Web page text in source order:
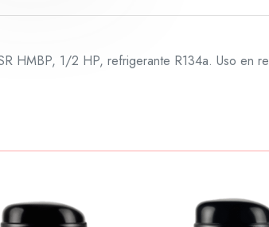
HMBP, 1/2 HP, refrigerante R134a. Uso en